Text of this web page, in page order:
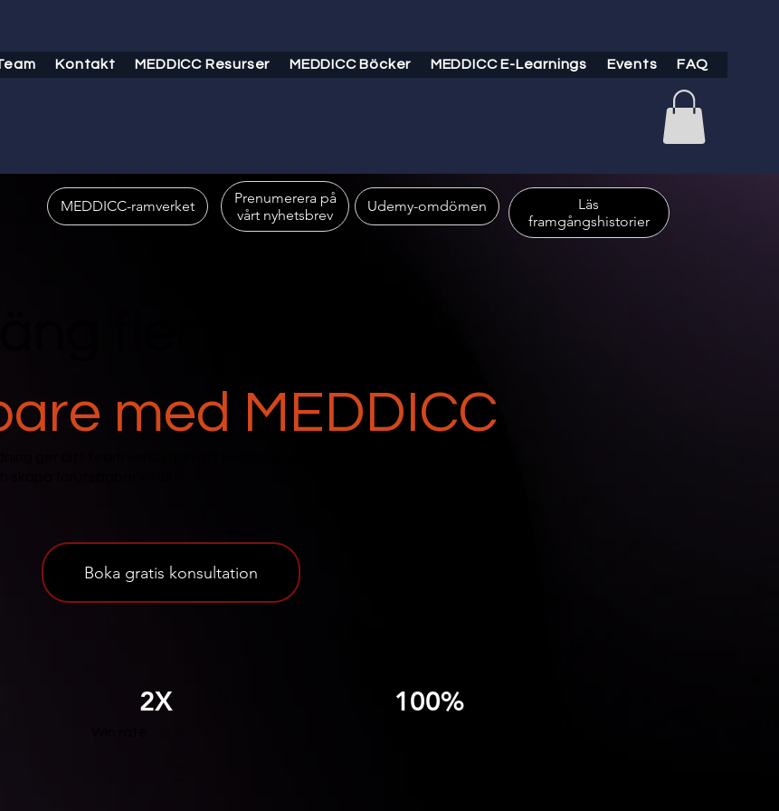
Kontakt MEDDICC Resurser MEDDICC Böcker MEDDICC E-Learnings Events FAQ
Prenumerera på
vårt nyhetsbrev
Läs
framgångshistorier
med MEDDICC
Boka gratis konsultation
2X 100%